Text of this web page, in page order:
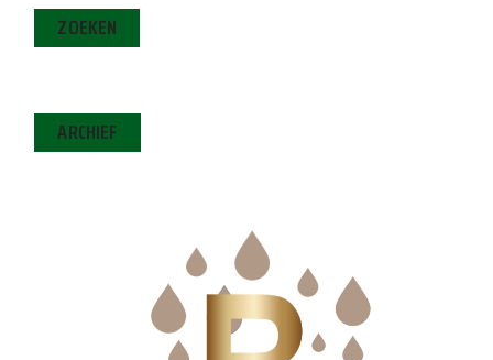
ZOEKEN
ARCHIEF